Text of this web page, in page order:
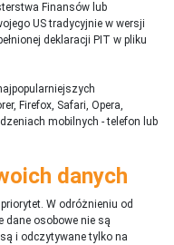
Finansów lub
US tradycyjnie w wersji
deklaracji PIT w pliku
Firefox, Safari, Opera,
mobilnych - telefon lub
danych
W odróżnieniu od
dane osobowe nie są
i odczytywane tylko na